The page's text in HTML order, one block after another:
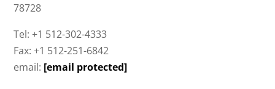
78728
Tel: +1 512-302-4333
Fax: +1 512-251-6842
email: [email protected]